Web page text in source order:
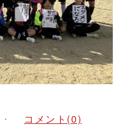
コメント(0)